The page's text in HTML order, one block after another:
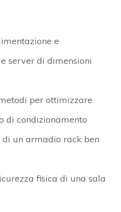
e
server di dimensioni
per ottimizzare
di condizionamento
di un armadio rack ben
fisica di una sala